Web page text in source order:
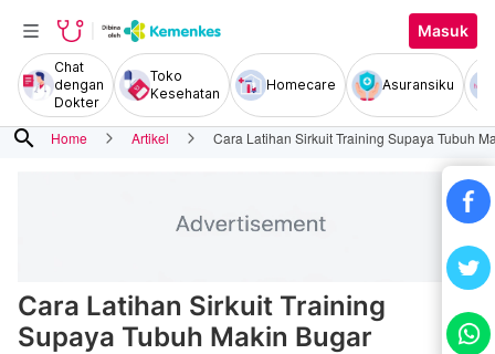
Masuk
Chat
dengan
Dokter
Toko
Kesehatan
Homecare Asuransiku
search Home Artikel Cara Latihan Sirkuit Training Supaya Tubuh
Cara Latihan Sirkuit Training
Supaya Tubuh Makin Bugar